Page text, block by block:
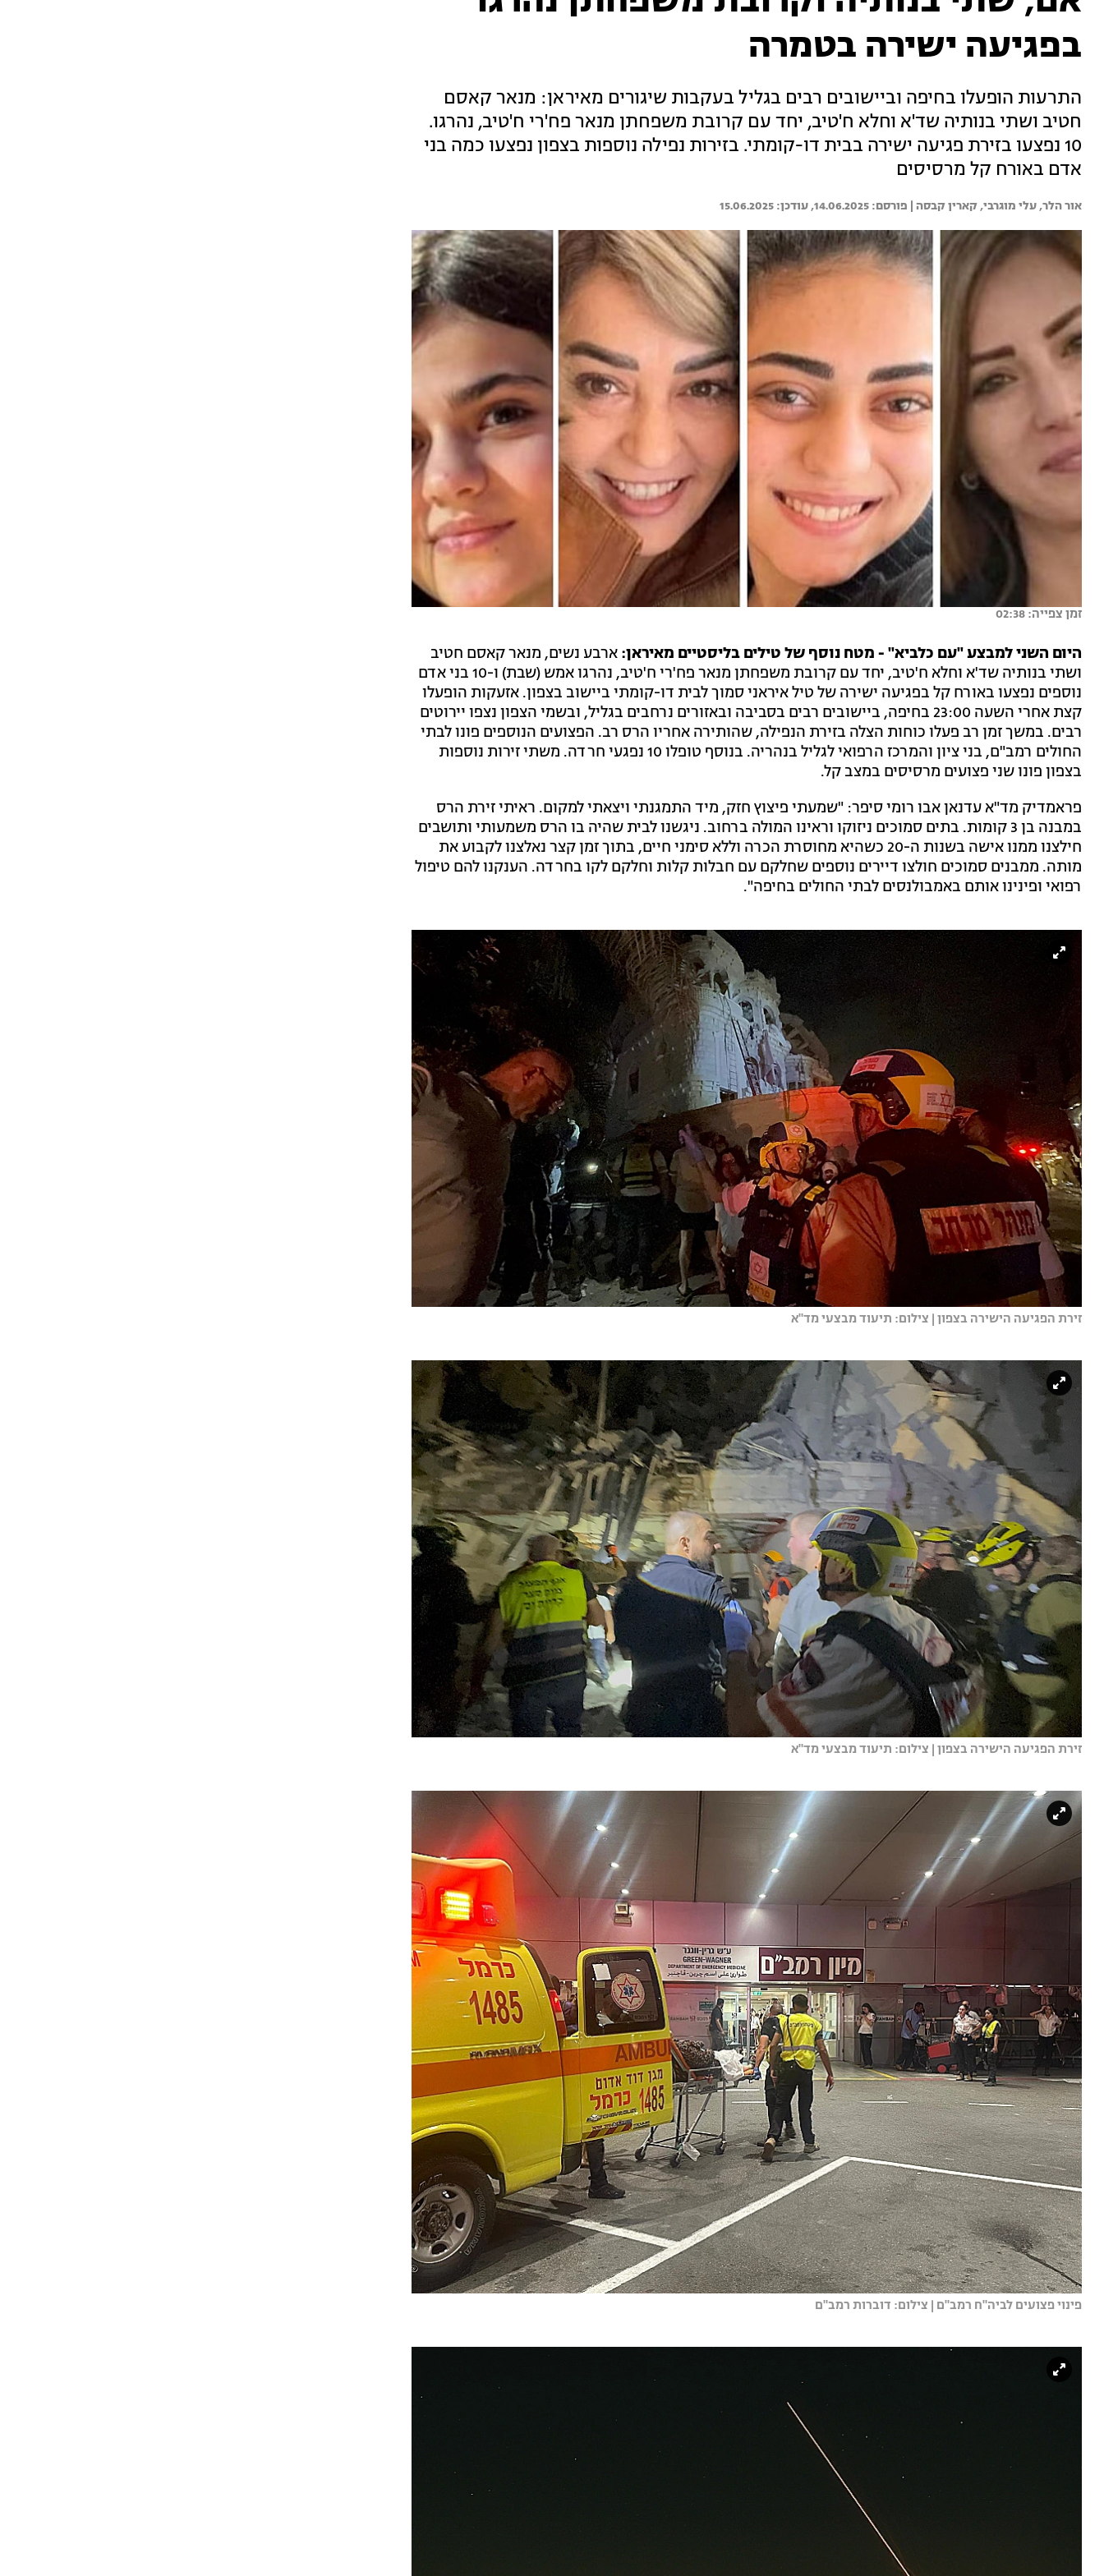
בפגיעה ישירה בטמרה
התרעות הופעלו בחיפה וביישובים רבים בגליל בעקבות שיגורים מאיראן: מנאר קאסם
חטיב ושתי בנותיה שד'א וחלא ח'טיב, יחד עם קרובת משפחתן מנאר פח'רי ח'טיב, נהרגו.
10 נפצעו בזירת פגיעה ישירה בבית דו-קומתי. בזירות נפילה נוספות בצפון נפצעו כמה בני
אדם באורח קל מרסיסים
אור הלר, עלי מוגרבי, קארין קבסה | 14.06.2025
15.06.2025
זמן צפייה: 02:38
היום השני למבצע "עם כלביא" - מטח נוסף של טילים בליסטיים מאיראן: ארבע נשים, מנאר קאסם חטיב
ושתי בנותיה שד'א וחלא ח'טיב, יחד עם קרובת משפחתן מנאר פח'רי ח'טיב, נהרגו אמש (שבת) ו-10 בני אדם
נוספים נפצעו באורח קל בפגיעה ישירה של טיל איראני סמוך לבית דו-קומתי ביישוב בצפון. אזעקות הופעלו
קצת אחרי השעה 23:00 בחיפה, ביישובים רבים בסביבה ובאזורים נרחבים בגליל, ובשמי הצפון נצפו יירוטים
רבים. במשך זמן רב פעלו כוחות הצלה בזירת הנפילה, שהותירה אחריו הרס רב. הפצועים הנוספים פונו לבתי
החולים רמב"ם, בני ציון והמרכז הרפואי לגליל בנהריה. בנוסף טופלו 10 נפגעי חרדה. משתי זירות נוספות
בצפון פונו שני פצועים מרסיסים במצב קל.
פראמדיק מד"א עדנאן אבו רומי סיפר: "שמעתי פיצוץ חזק, מיד התמגנתי ויצאתי למקום. ראיתי זירת הרס
במבנה בן 3 קומות. בתים סמוכים ניזוקו וראינו המולה ברחוב. ניגשנו לבית שהיה בו הרס משמעותי ותושבים
חילצנו ממנו אישה בשנות ה-20 כשהיא מחוסרת הכרה וללא סימני חיים, בתוך זמן קצר נאלצנו לקבוע את
מותה. ממבנים סמוכים חולצו דיירים נוספים שחלקם עם חבלות קלות וחלקם לקו בחרדה. הענקנו להם טיפול
רפואי ופינינו אותם באמבולנסים לבתי החולים בחיפה".
זירת הפגיעה הישירה בצפון | צילום: תיעוד מבצעי מד"א
זירת הפגיעה הישירה בצפון | צילום: תיעוד מבצעי מד"א
פינוי פצועים לביה"ח רמב"ם | צילום: דוברות רמב"ם